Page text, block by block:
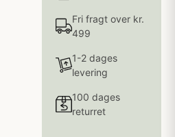
Fri fragt over kr.
499
1-2 dages
levering
100 dages
returret